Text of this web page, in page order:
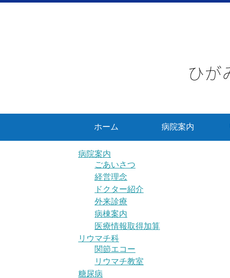
ホーム 病院案内
病院案内
ごあいさつ
経営理念
ドクター紹介
外来診療
病棟案内
医療情報取得加算
リウマチ科
関節エコー
リウマチ教室
糖尿病